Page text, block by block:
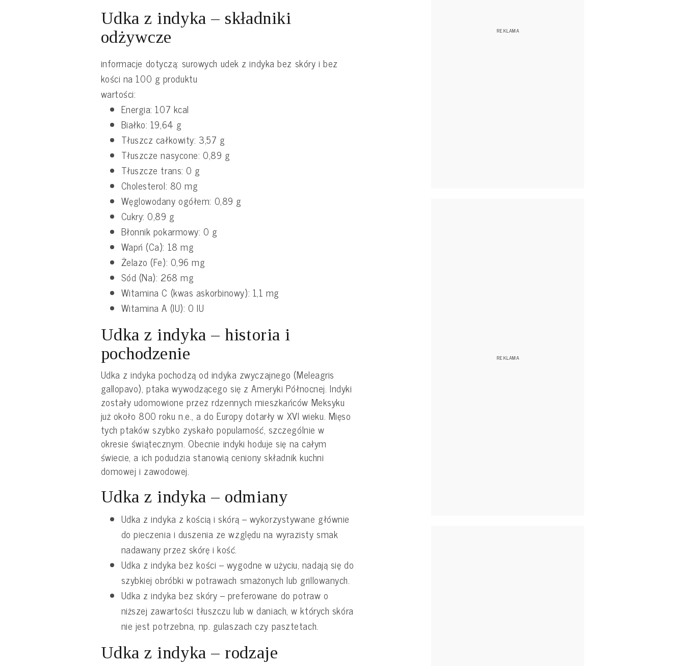
Udka z indyka – składniki
odżywcze
informacje dotyczą: surowych udek z indyka bez skóry i bez
kości na 100 g produktu
wartości:
Energia: 107 kcal
Białko: 19,64 g
Tłuszcz całkowity: 3,57 g
Tłuszcze nasycone: 0,89 g
Tłuszcze trans: 0 g
Cholesterol: 80 mg
Węglowodany ogółem: 0,89 g
Cukry: 0,89 g
Błonnik pokarmowy: 0 g
Wapń (Ca): 18 mg
Żelazo (Fe): 0,96 mg
Sód (Na): 268 mg
Witamina C (kwas askorbinowy): 1,1 mg
Witamina A (IU): 0 IU
Udka z indyka – historia i
pochodzenie
Udka z indyka pochodzą od indyka zwyczajnego (Meleagris
gallopavo), ptaka wywodzącego się z Ameryki Północnej. Indyki
zostały udomowione przez rdzennych mieszkańców Meksyku
już około 800 roku n.e., a do Europy dotarły w XVI wieku. Mięso
tych ptaków szybko zyskało popularność, szczególnie w
okresie świątecznym. Obecnie indyki hoduje się na całym
świecie, a ich podudzia stanowią ceniony składnik kuchni
domowej i zawodowej.
Udka z indyka – odmiany
Udka z indyka z kością i skórą – wykorzystywane głównie
do pieczenia i duszenia ze względu na wyrazisty smak
nadawany przez skórę i kość.
Udka z indyka bez kości – wygodne w użyciu, nadają się do
szybkiej obróbki w potrawach smażonych lub grillowanych.
Udka z indyka bez skóry – preferowane do potraw o
niższej zawartości tłuszczu lub w daniach, w których skóra
nie jest potrzebna, np. gulaszach czy pasztetach.
Udka z indyka – rodzaje